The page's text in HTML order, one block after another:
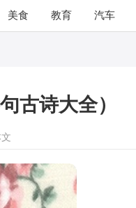
美食 教育 汽车
古诗大全）